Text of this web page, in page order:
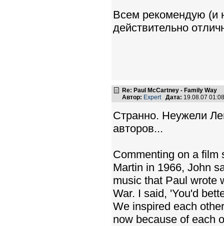
Всем рекомендую (и
действительно
Re: Paul McCartney - Family Way
Автор: Expert Дата: 19.08.07
Странно. Неужели
авторов...
Commenting on a film
Martin in 1966, John
music that Paul wrote
War. I said, 'You'd
We inspired each
now because of each